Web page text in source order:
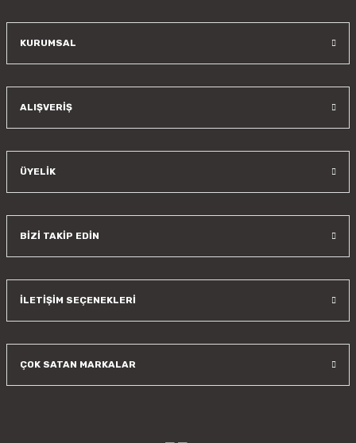
KURUMSAL
ALIŞVERİŞ
ÜYELİK
BİZİ TAKİP EDİN
İLETİŞİM SEÇENEKLERİ
ÇOK SATAN MARKALAR